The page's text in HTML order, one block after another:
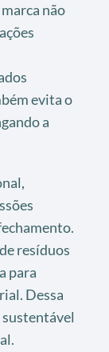
não
evita o
a
resíduos
para
Dessa